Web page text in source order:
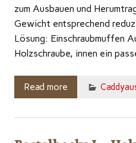
zum Ausbauen und
Gewicht entsprechend
Lösung: Einschraubmuffen
Holzschraube, innen ein
Read more